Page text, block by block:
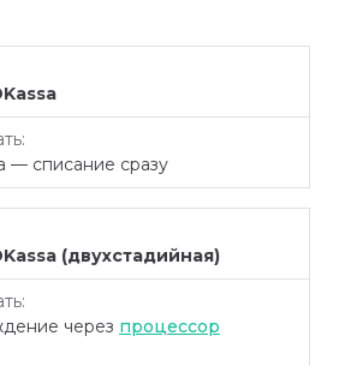
— списание сразу
(двухстадийная)
через процессор